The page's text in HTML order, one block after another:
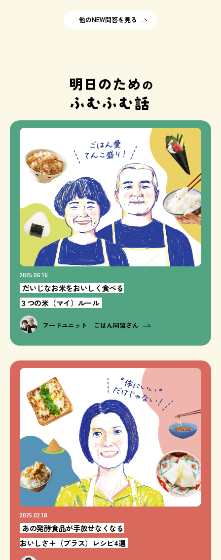
他のNEW問答を見る
2025.06.16
だいじなお米をおいしく食べる
３つの米（マイ）ルール
フードユニット ごはん同盟さん
2025.02.18
あの発酵食品が手放せなくなる
おいしさ＋（プラス）レシピ4選